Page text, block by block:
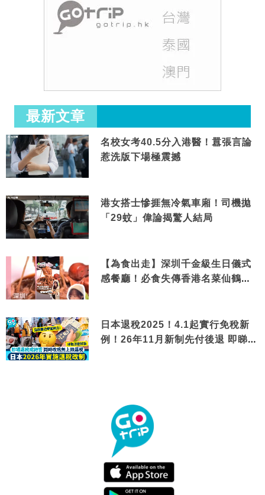
最新文章
名校女考40.5分入港醫！囂張言論
惹洗版下場極震撼
港女搭士慘捱無冷氣車廂！司機拋
「29蚊」偉論揭驚人結局
【為食出走】深圳千金級生日儀式
感餐廳！必食失傳香港名菜仙鶴神
日本退稅2025！4.1起實行免稅新
例！26年11月新制先付後退 即睇步